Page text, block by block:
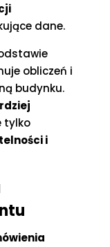
dane.
obliczeń i
budynku.
tylko
i